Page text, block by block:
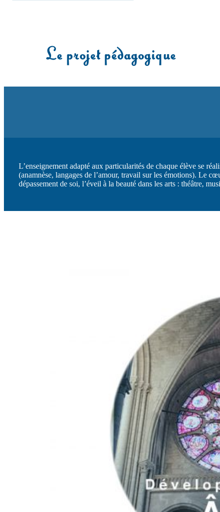
Le projet pédagogique
L’enseignement adapté aux particularités de chaque élève se
(anamnèse, langages de l’amour, travail sur les émotions). Le
dépassement de soi, l’éveil à la beauté dans les arts : théâtre,